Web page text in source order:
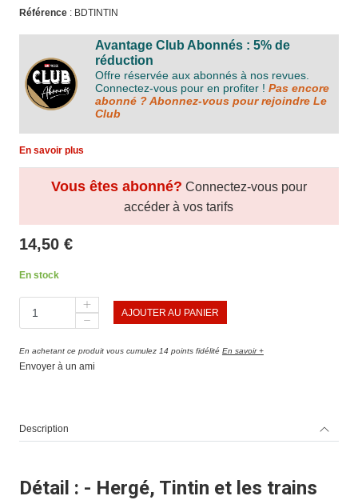
Référence: BDTINTIN
Avantage Club Abonnés : 5% de
réduction
Offre réservée aux abonnés à nos revues.
Connectez-vous pour en profiter ! Pas encore
abonné ? Abonnez-vous pour rejoindre Le
Club
En savoir plus
14,50 €
En stock
Vous êtes abonné? Connectez-vous pour
accéder à vos tarifs
AJOUTER AU PANIER
En achetant ce produit vous cumulez 14 points fidélité En savoir +
Envoyer à un ami
Description
Détail : - Hergé, Tintin et les trains